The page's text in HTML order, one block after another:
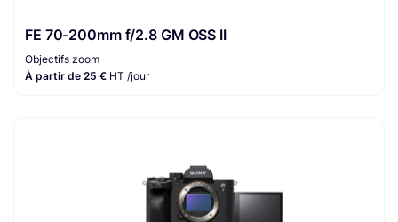
FE 70-200mm f/2.8 GM OSS II
Objectifs zoom
À partir de 25 € HT /jour